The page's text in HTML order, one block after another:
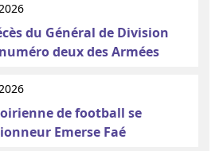
du Général de Division
deux des Armées
de football se
Emerse Faé